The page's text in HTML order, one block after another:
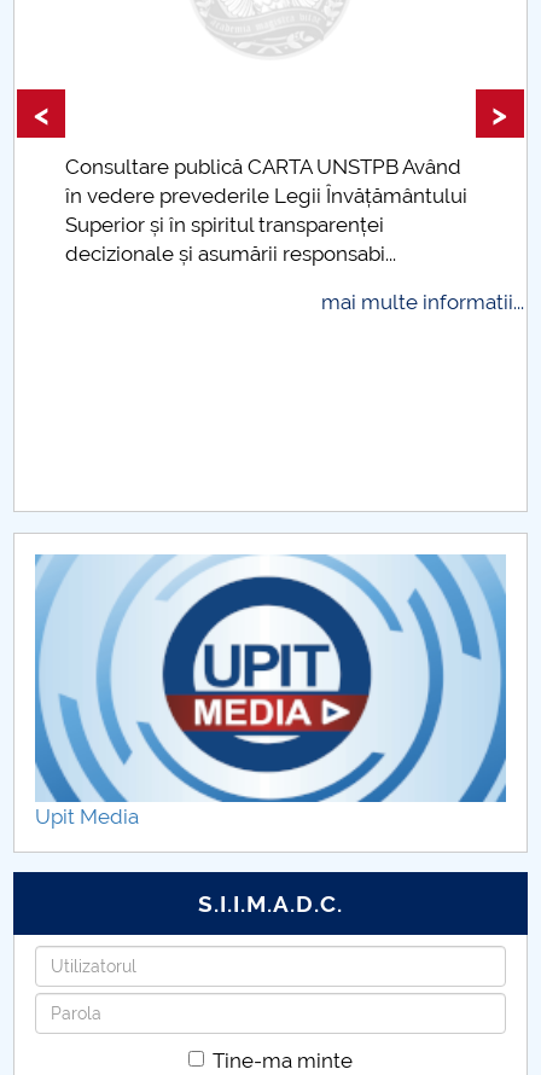
Raportul Conducerii Centrului Universitar Pitești
privind implementarea Planului Operațional 2020-
Parteneri CUP
Centrul de Consiliere și Orientare în Carieră
Chestionar angajabilitate ALUMNI – UPB
Domenii de doctorat
Plan intern CDI
Rezultatele activității CDI
Consultare publică CARTA UNSTPB Având
în vedere prevederile Legii Învățământului
Superior și în spiritul transparenței
decizionale și asumării responsabi...
mai multe informatii...
< >
Upit Media
S.I.I.M.A.D.C.
Utilizatorul
Parola
Tine-ma minte